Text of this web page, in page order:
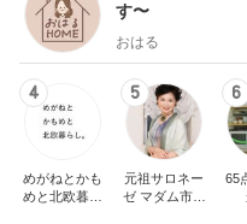
す〜
おはる
4
めがねとかも
めと北欧暮ら
5
元祖サロネー
ゼ マダム市川
6
65